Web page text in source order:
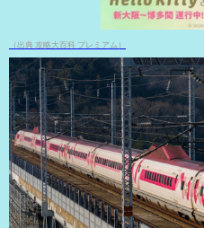
（出典 攻略大百科 プレミアム）